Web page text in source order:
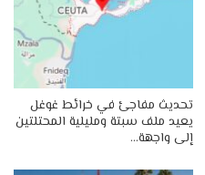
تحديث مفاجئ في خرائط غوغل
يعيد ملف سبتة ومليلية المحتلتين
إلى واجهة…